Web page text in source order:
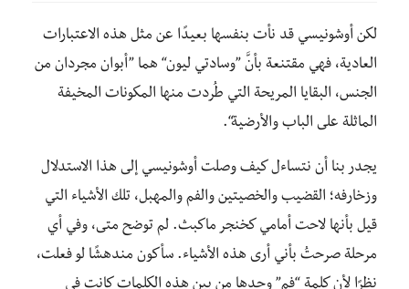
لكن أوشونيسي قد نأت بنفسها بعيدًا عن مثل هذه الاعتبارات
العادية، فهي مقتنعة بأنَّ ”وسادتي ليون“ هما ”أبوان مجردان من
الجنس، البقايا المريحة التي طُردت منها المكونات المخيفة
الماثلة على الباب والأرضية“.
يجدر بنا أن نتساءل كيف وصلت أوشونيسي إلى هذا الاستدلال
وزخارفه؛ القضيب والخصيتين والفم والمهبل، تلك الأشياء التي
قيل بأنها لاحت أمامي كخنجر ماكبث. لم توضح متى، وفي أي
مرحلة صرحتُ بأني أرى هذه الأشياء. سأكون مندهشًا لو فعلت،